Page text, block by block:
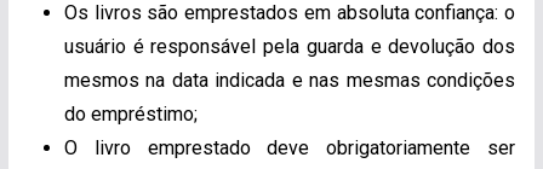
Os livros são emprestados em absoluta confiança: o
usuário é responsável pela guarda e devolução dos
mesmos na data indicada e nas mesmas condições
do empréstimo;
O livro emprestado deve obrigatoriamente ser